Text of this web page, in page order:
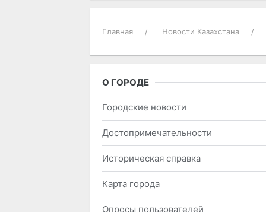
Главная Новости Казахстана
О ГОРОДЕ
Городские новости
Достопримечательности
Историческая справка
Карта города
Опросы пользователей